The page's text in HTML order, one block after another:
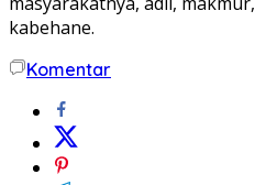
kabehane.
Komentar